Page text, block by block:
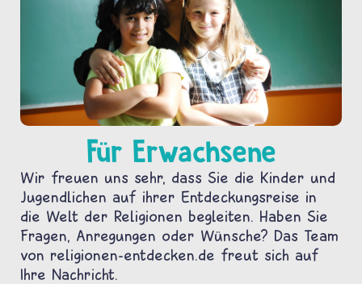
Für Erwachsene
Wir freuen uns sehr, dass Sie die Kinder und
Jugendlichen auf ihrer Entdeckungsreise in
die Welt der Religionen begleiten. Haben Sie
Fragen, Anregungen oder Wünsche? Das Team
von religionen-entdecken.de freut sich auf
Ihre Nachricht.